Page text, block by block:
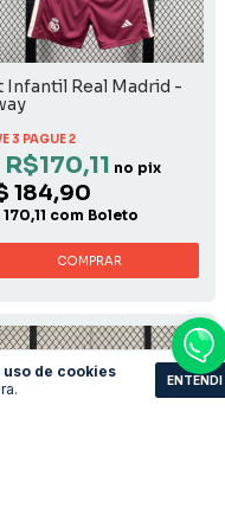
de cookies
ENTENDI
Infantil Real Madrid -
3 PAGUE 2
R$170,11 no pix
184,90
170,11 com Boleto
COMPRAR